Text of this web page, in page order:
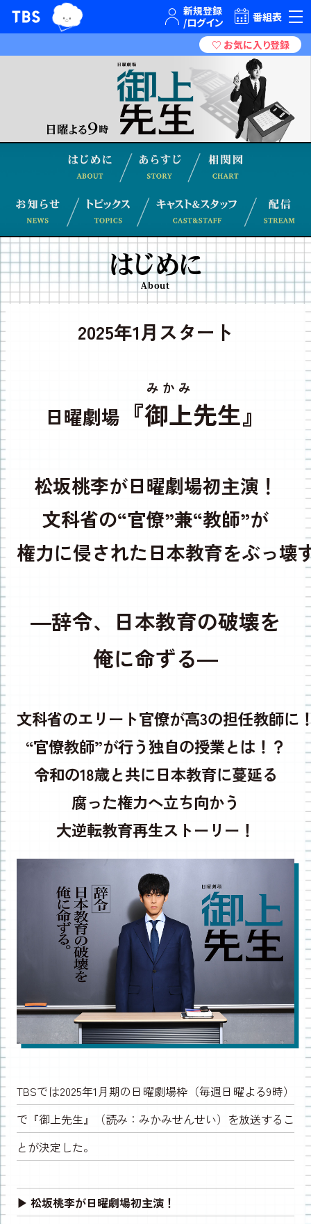
TBSテレビ｜ときめくときを。
TBSグループキャラクター『ワクティ』
番組表
About はじめにStory あらすじ
News お知らせTopics トピックス
はじめに
About
2025年1月スタート
日曜劇場 『御上
みかみ
先生』
松坂桃李が日曜劇場初主演！
文科省の“官僚”兼“教師”が
権力に侵された日本教育をぶっ壊
―辞令、日本教育の破壊を
俺に命ずる―
文科省のエリート官僚が高3の担任教師に
“官僚教師”が行う独自の授業とは！？
令和の18歳と共に日本教育に蔓延る
腐った権力へ立ち向かう
大逆転教育再生ストーリー！
TBSでは2025年1月期の日曜劇場枠（毎週日曜よる9時）
で『御上先生』（読み：みかみせんせい）を放送するこ
とが決定した。
▶︎ 松坂桃李が日曜劇場初主演！